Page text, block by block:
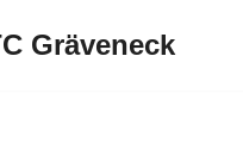
Gräveneck